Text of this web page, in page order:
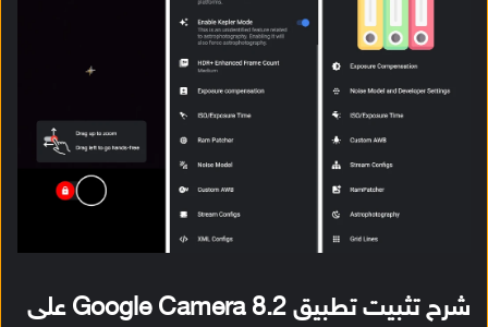
شرح تثبيت تطبيق Google Camera 8.2 على